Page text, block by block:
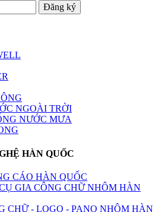
NGOÀI TRỜI
NƯỚC MƯA
HÀN QUỐC
CÁO HÀN QUỐC
GIA CÔNG CHỮ NHÔM HÀN
CHỮ - LOGO - PANO NHÔM HÀN